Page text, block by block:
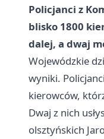
Policjanci z
blisko 1800
dalej, a dwaj
Wojewódzkie
wyniki.
kierowców,
Dwaj z nich
olsztyńskich